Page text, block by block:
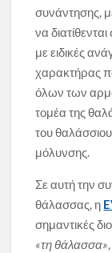
συνάντησης,
να
με ειδικές
χαρακτήρας
όλων των
τομέα της
του
μόλυνσης.
Σε αυτή την
θάλασσας, η
σημαντικές
«τη θάλασσα»